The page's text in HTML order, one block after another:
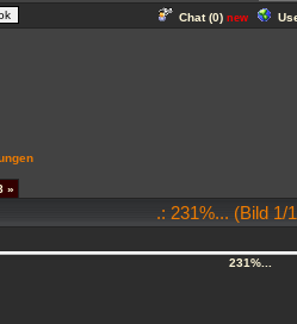
Chat (0) new
»
.: 231%... (Bild 1/